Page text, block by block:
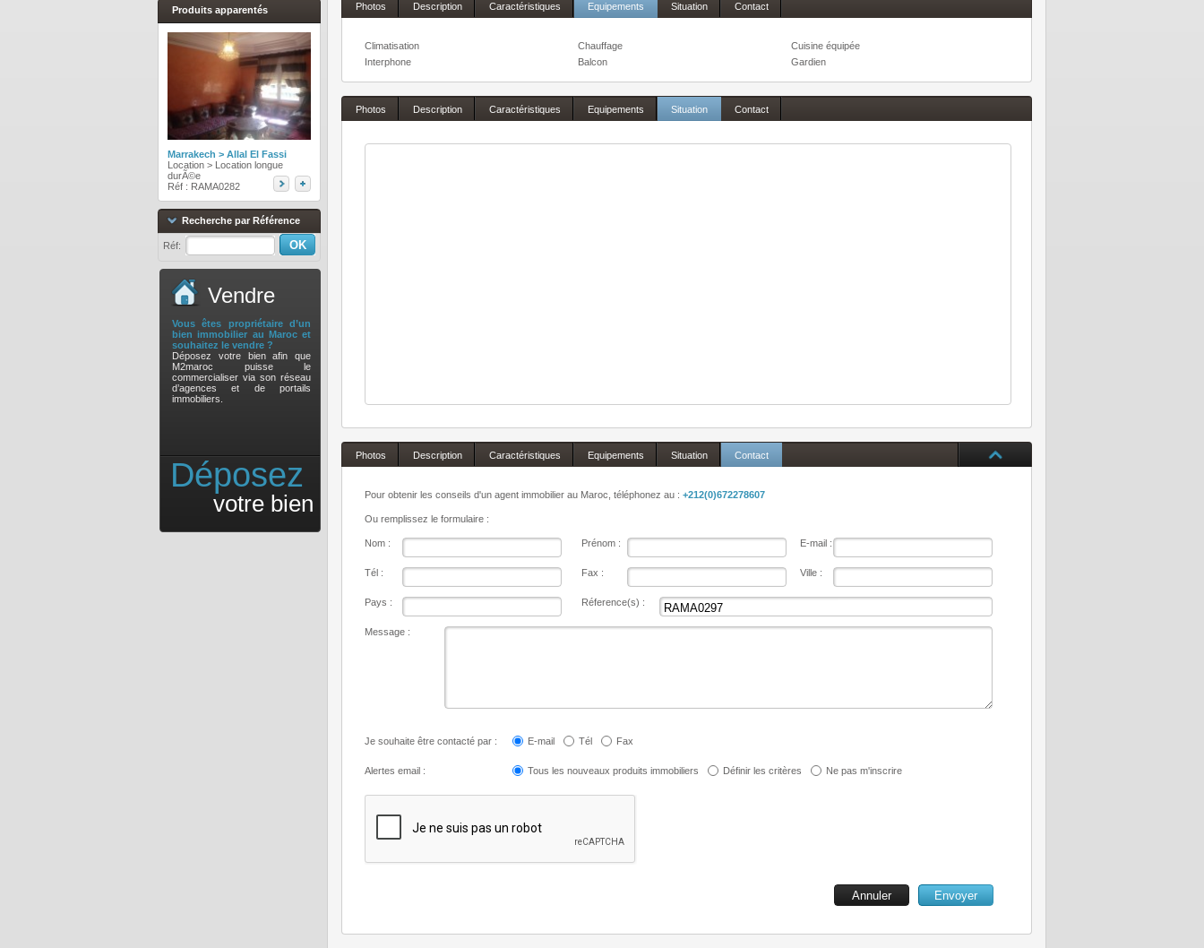
Produits apparentés
Marrakech > Allal El Fassi
Location > Location longue
durÃ©e
Réf : RAMA0282
Recherche par Référence
Réf:
Vendre
Vous êtes propriétaire d’un
bien immobilier au Maroc et
souhaitez le vendre ?
Déposez votre bien afin que
M2maroc puisse le
commercialiser via son réseau
d’agences et de portails
immobiliers.
Déposez
votre bien
Photos Description Caractéristiques Equipements Situation Contact
Climatisation Chauffage
Cuisine équipée
Interphone
Balcon Gardien
Photos Description Caractéristiques Equipements Situation Contact
Photos Description Caractéristiques Equipements Situation Contact
Pour obtenir les conseils d'un agent immobilier au Maroc, téléphonez au : +212(0)672278607
Ou remplissez le formulaire :
Nom : Prénom : E-mail :
Tél : Fax : Ville :
Pays : Réference(s) :
Message :
Je souhaite être contacté par : E-mail Tél Fax
Alertes email : Tous les nouveaux produits immobiliers Définir les critères Ne pas m'inscrire